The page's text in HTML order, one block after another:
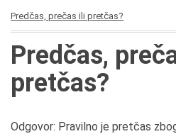
Predčas, prečas ili pretčas?
Predčas,
pretčas?
Odgovor: Pravilno je pretčas